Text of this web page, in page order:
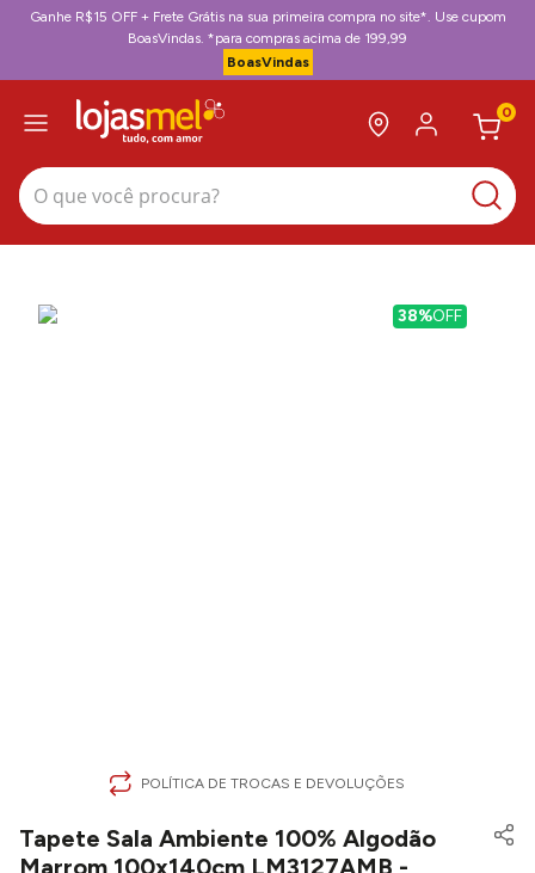
Ganhe R$15 OFF + Frete Grátis na sua primeira compra no site*. Use cupom
BoasVindas. *para compras acima de 199,99
BoasVindas
0
O que você procura?
38%OFF
POLÍTICA DE TROCAS E DEVOLUÇÕES
Tapete Sala Ambiente 100% Algodão
Marrom 100x140cm LM3127AMB -